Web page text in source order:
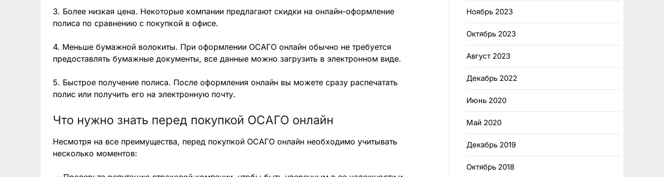
3. Более низкая цена. Некоторые компании предлагают скидки на онлайн-оформление
полиса по сравнению с покупкой в офисе.
4. Меньше бумажной волокиты. При оформлении ОСАГО онлайн обычно не требуется
предоставлять бумажные документы, все данные можно загрузить в электронном виде.
5. Быстрое получение полиса. После оформления онлайн вы можете сразу распечатать
полис или получить его на электронную почту.
Что нужно знать перед покупкой ОСАГО онлайн
Несмотря на все преимущества, перед покупкой ОСАГО онлайн необходимо учитывать
несколько моментов:
Ноябрь 2023
Октябрь 2023
Август 2023
Декабрь 2022
Июнь 2020
Май 2020
Декабрь 2019
Октябрь 2018